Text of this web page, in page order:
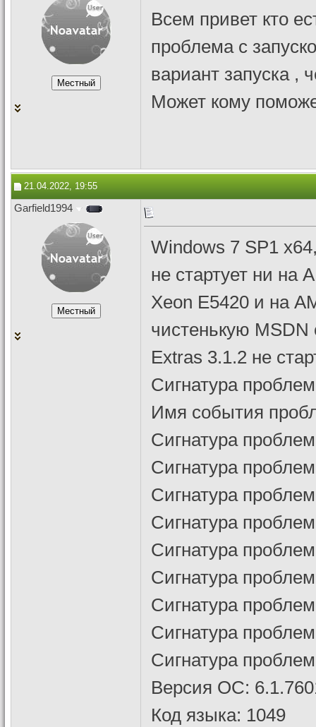
Всем привет кто
проблема с
вариант запуска ,
Может кому
21.04.2022, 19:55
Garfield1994
Windows 7 SP1
не стартует ни на
Xeon E5420 и на
чистенькую MSDN
Extras 3.1.2 не
Сигнатура
Имя события
Сигнатура
Сигнатура
Сигнатура
Сигнатура
Сигнатура
Сигнатура
Сигнатура
Сигнатура
Сигнатура
Версия ОС:
Код языка: 1049